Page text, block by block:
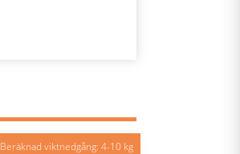
Beräknad viktnedgång: 4-10 kg